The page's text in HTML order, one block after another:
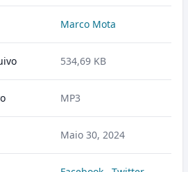
Marco Mota
534,69 KB
MP3
Maio 30, 2024